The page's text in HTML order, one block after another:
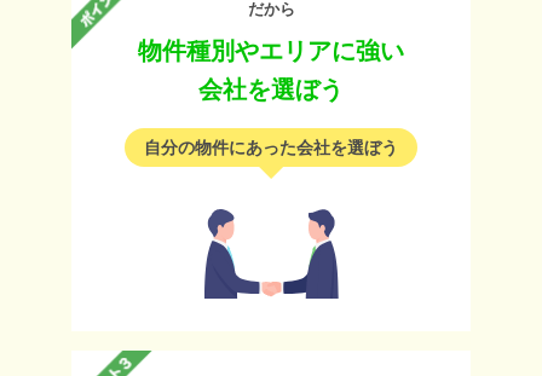
だから
物件種別やエリアに強い
会社を選ぼう
自分の物件にあった会社を選ぼう